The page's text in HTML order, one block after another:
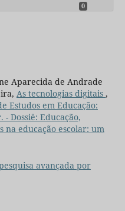
0
Aparecida de Andrade
As tecnologias digitais ,
Estudos em Educação:
- Dossiê: Educação,
na educação escolar: um
avançada por